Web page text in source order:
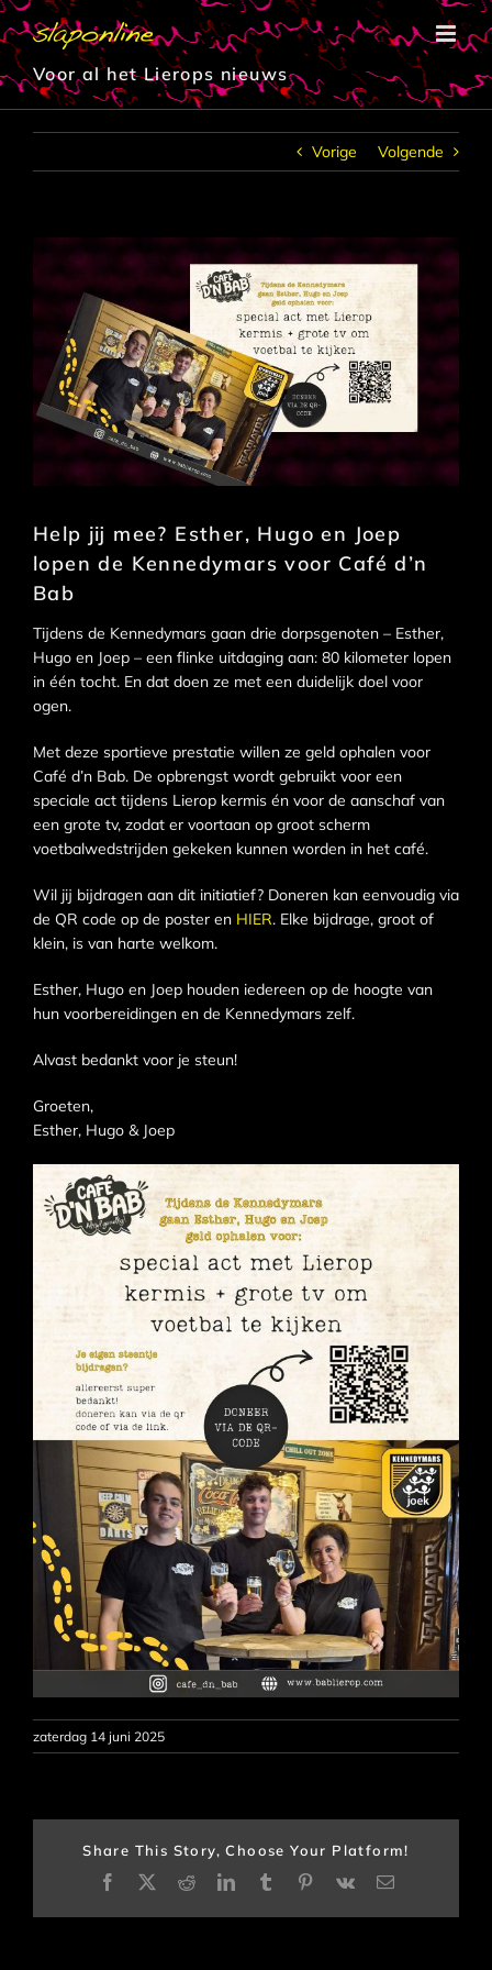
Ga
naar
inhoud
Voor al het Lierops nieuws
Vorige Volgende
Help jij mee? Esther, Hugo en Joep
lopen de Kennedymars voor Café d’n
Bab
Tijdens de Kennedymars gaan drie dorpsgenoten – Esther,
Hugo en Joep – een flinke uitdaging aan: 80 kilometer lopen
in één tocht. En dat doen ze met een duidelijk doel voor
ogen.
Met deze sportieve prestatie willen ze geld ophalen voor
Café d’n Bab. De opbrengst wordt gebruikt voor een
speciale act tijdens Lierop kermis én voor de aanschaf van
een grote tv, zodat er voortaan op groot scherm
voetbalwedstrijden gekeken kunnen worden in het café.
Wil jij bijdragen aan dit initiatief? Doneren kan eenvoudig via
de QR code op de poster en HIER. Elke bijdrage, groot of
klein, is van harte welkom.
Esther, Hugo en Joep houden iedereen op de hoogte van
hun voorbereidingen en de Kennedymars zelf.
Alvast bedankt voor je steun!
Groeten,
Esther, Hugo & Joep
zaterdag 14 juni 2025
Share This Story, Choose Your Platform!
Facebook
X RedditLinkedInTumblrPinterest
Vk
E-